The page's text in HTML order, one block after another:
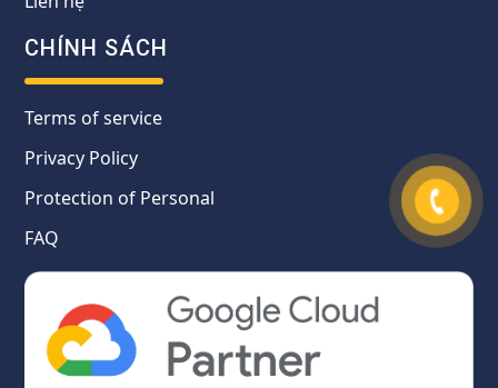
CHÍNH SÁCH
Terms of service
Privacy Policy
Protection of Personal
FAQ